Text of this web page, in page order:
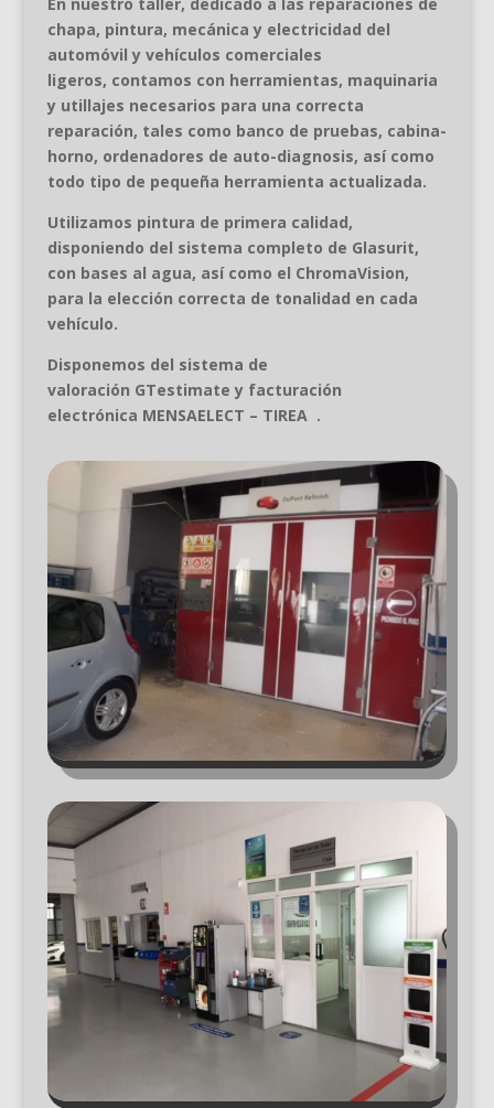
chapa, pintura, mecánica y electricidad del
automóvil y vehículos comerciales
ligeros, contamos con herramientas, maquinaria
y utillajes necesarios para una correcta
reparación, tales como banco de pruebas, cabina-
horno, ordenadores de auto-diagnosis, así como
todo tipo de pequeña herramienta actualizada.
Utilizamos pintura de primera calidad,
disponiendo del sistema completo de Glasurit,
con bases al agua, así como el ChromaVision,
para la elección correcta de tonalidad en cada
vehículo.
Disponemos del sistema de
valoración GTestimate y facturación
electrónica MENSAELECT – TIREA .